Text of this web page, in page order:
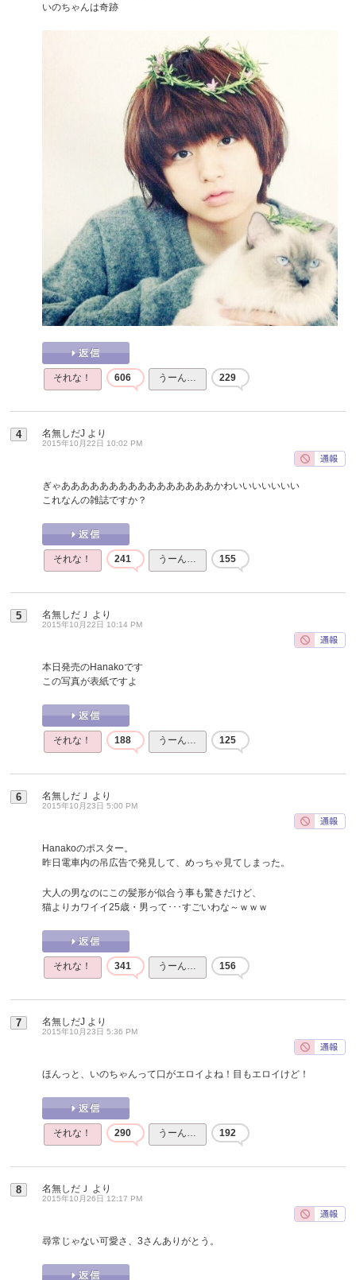
いのちゃんは奇跡
それな！ 606 うーん… 229
4 名無しだJ より
2015年10月22日 10:02 PM
ぎゃああああああああああああああああかわいいいいいいい
これなんの雑誌ですか？
それな！ 241 うーん… 155
5 名無しだＪ より
2015年10月22日 10:14 PM
本日発売のHanakoです
この写真が表紙ですよ
それな！ 188 うーん… 125
6 名無しだＪ より
2015年10月23日 5:00 PM
Hanakoのポスター。
昨日電車内の吊広告で発見して、めっちゃ見てしまった。
大人の男なのにこの髪形が似合う事も驚きだけど、
猫よりカワイイ25歳・男って･･･すごいわな～ｗｗｗ
それな！ 341 うーん… 156
7 名無しだJ より
2015年10月23日 5:36 PM
ほんっと、いのちゃんって口がエロイよね！目もエロイけど！
それな！ 290 うーん… 192
8 名無しだＪ より
2015年10月26日 12:17 PM
尋常じゃない可愛さ、3さんありがとう。